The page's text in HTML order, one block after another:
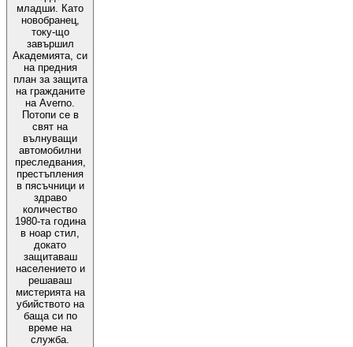
младши. Като
новобранец,
току-що
завършил
Академията, си
на предния
план за защита
на гражданите
на Аverno.
Потопи се в
свят на
вълнуващи
автомобилни
преследвания,
престъпления
в пясъчници и
здраво
количество
1980-та година
в ноар стил,
докато
защитаваш
населението и
решаваш
мистерията на
убийството на
баща си по
време на
служба.